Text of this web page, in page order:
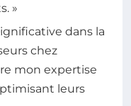
»
dans la
chez
mon expertise
leurs